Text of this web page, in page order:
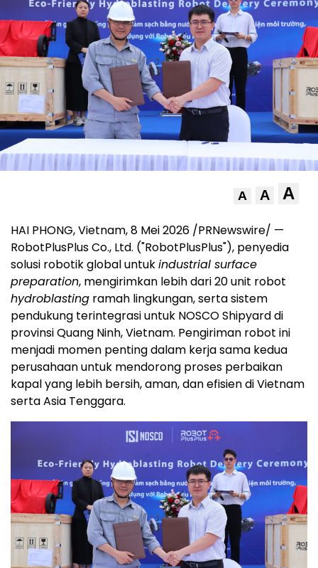
A A A
HAI PHONG, Vietnam,8 Mei 2026 /PRNewswire/ —
RobotPlusPlus Co., Ltd. ("RobotPlusPlus"), penyedia
solusi robotik global untukindustrial surface
preparation, mengirimkan lebih dari 20 unit robot
hydroblasting ramah lingkungan, serta sistem
pendukung terintegrasi untuk NOSCO Shipyard di
provinsi Quang Ninh, Vietnam. Pengiriman robot ini
menjadi momen penting dalam kerja sama kedua
perusahaan untuk mendorong proses perbaikan
kapal yang lebih bersih, aman, dan efisien di Vietnam
serta Asia Tenggara.